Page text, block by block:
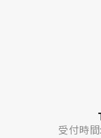
受付時